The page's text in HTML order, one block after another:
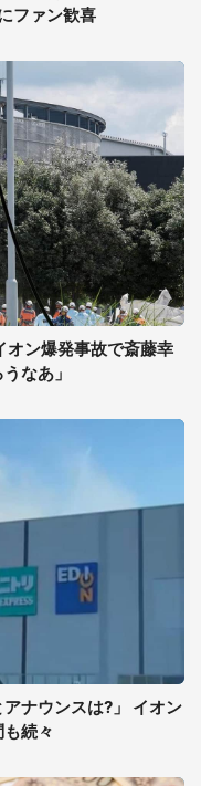
ファン歓喜
オン爆発事故で斎藤幸
なあ」
ナウンスは?」 イオン
続々